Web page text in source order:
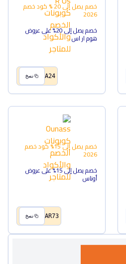
خصم يصل إلى 20 % كود خصم
2026
خصم يصل إلى 20% على عروض
هوم ار اس
A24 نسخ
خصم يصل إلى 15% كود خصم
2026
خصم يصل إلى 15% على عروض
أوناس
AR73 نسخ